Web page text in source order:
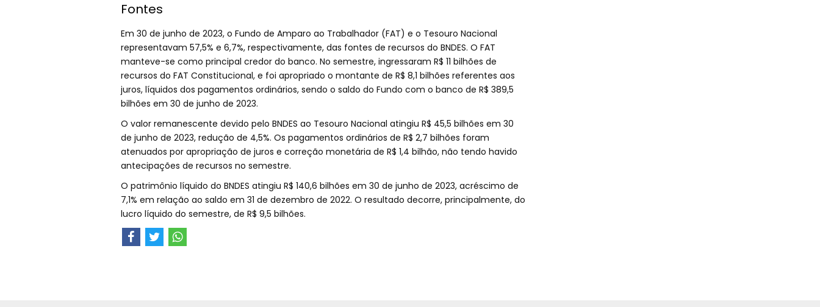
Fontes
Em 30 de junho de 2023, o Fundo de Amparo ao Trabalhador (FAT) e o Tesouro Nacional
representavam 57,5% e 6,7%, respectivamente, das fontes de recursos do BNDES. O FAT
manteve-se como principal credor do banco. No semestre, ingressaram R$ 11 bilhões de
recursos do FAT Constitucional, e foi apropriado o montante de R$ 8,1 bilhões referentes aos
juros, líquidos dos pagamentos ordinários, sendo o saldo do Fundo com o banco de R$ 389,5
bilhões em 30 de junho de 2023.
O valor remanescente devido pelo BNDES ao Tesouro Nacional atingiu R$ 45,5 bilhões em 30
de junho de 2023, redução de 4,5%. Os pagamentos ordinários de R$ 2,7 bilhões foram
atenuados por apropriação de juros e correção monetária de R$ 1,4 bilhão, não tendo havido
antecipações de recursos no semestre.
O patrimônio líquido do BNDES atingiu R$ 140,6 bilhões em 30 de junho de 2023, acréscimo de
7,1% em relação ao saldo em 31 de dezembro de 2022. O resultado decorre, principalmente, do
lucro líquido do semestre, de R$ 9,5 bilhões.